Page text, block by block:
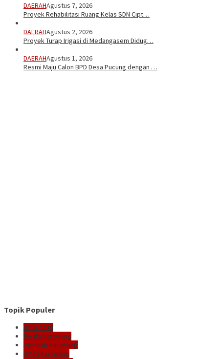
DAERAHAgustus 7, 2026
Proyek Rehabilitasi Ruang Kelas SDN Cipt…
DAERAHAgustus 2, 2026
Proyek Turap Irigasi di Medangasem Didug…
DAERAHAgustus 1, 2026
Resmi Maju Calon BPD Desa Pucung dengan …
Topik Populer
delik.co.id
Berita Karawang
Pemkab Karawang
DPRD Karawang